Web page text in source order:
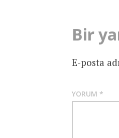
Bir
E-posta
YORUM *